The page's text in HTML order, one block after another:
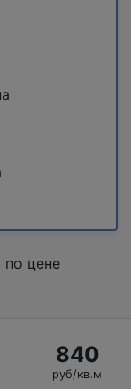
по цене
840
руб/кв.м